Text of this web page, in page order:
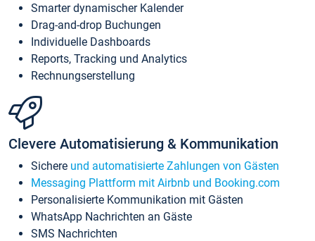
Smarter dynamischer Kalender
Drag-and-drop Buchungen
Individuelle Dashboards
Reports, Tracking und Analytics
Rechnungserstellung
Clevere Automatisierung & Kommunikation
Sichere und automatisierte Zahlungen von Gästen
Messaging Plattform mit Airbnb und Booking.com
Personalisierte Kommunikation mit Gästen
WhatsApp Nachrichten an Gäste
SMS Nachrichten